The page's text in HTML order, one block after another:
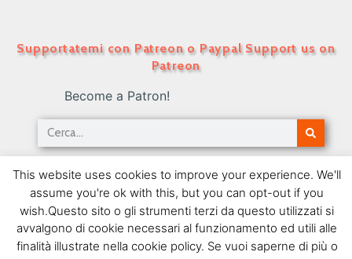
Supportatemi con Patreon o Paypal Support us on
Patreon
Become a Patron!
Tango Podcast in Italiano – Numero 249 –
Homero Manzi IV
16/12/2013
SEGUIMI SU FACEBOOK
This website uses cookies to improve your experience. We'll
assume you're ok with this, but you can opt-out if you
wish.Questo sito o gli strumenti terzi da questo utilizzati si
avvalgono di cookie necessari al funzionamento ed utili alle
finalità illustrate nella cookie policy. Se vuoi saperne di più o